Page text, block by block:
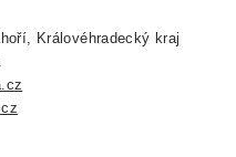
Královéhradecký kraj